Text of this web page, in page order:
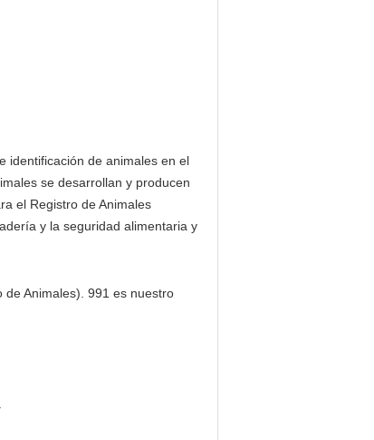
identificación de animales en el
se desarrollan y producen
el Registro de Animales
y la seguridad alimentaria y
Animales). 991 es nuestro